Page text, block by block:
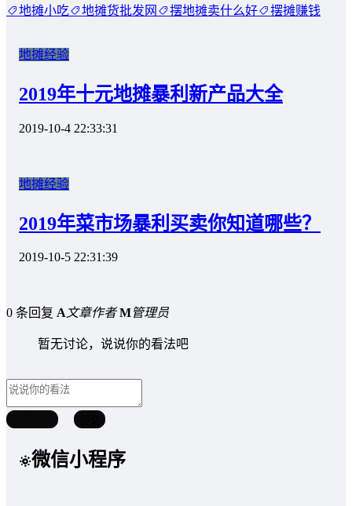
地摊小吃 地摊货批发网 摆地摊卖什么好 摆摊赚钱
地摊经验
2019年十元地摊暴利新产品大全
2019-10-4 22:33:31
地摊经验
2019年菜市场暴利买卖你知道哪些？
2019-10-5 22:31:39
0 条回复 A文章作者 M管理员
暂无讨论，说说你的看法吧
微信小程序